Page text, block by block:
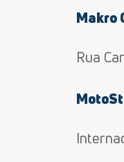
Makro
Rua